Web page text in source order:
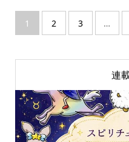
1 2 3 …
連